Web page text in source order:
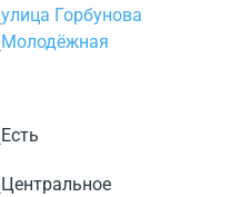
улица Горбунова
Молодёжная
Есть
Центральное